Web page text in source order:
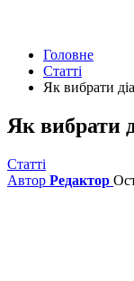
Головне
Статті
Як вибрати
Як вибрати
Статті
Автор Редактор